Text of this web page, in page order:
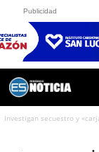
Publicidad
Investigan secuestro y